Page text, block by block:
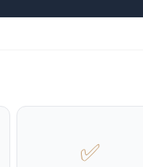
✅